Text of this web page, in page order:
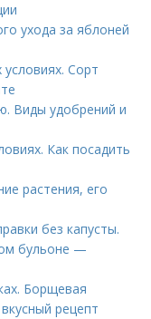
ухода за яблоней
Сорт
Виды удобрений и
Как посадить
растения, его
без капусты.
бульоне —
Борщевая
рецепт